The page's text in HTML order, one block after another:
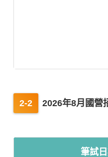
2026年8月國營
筆試